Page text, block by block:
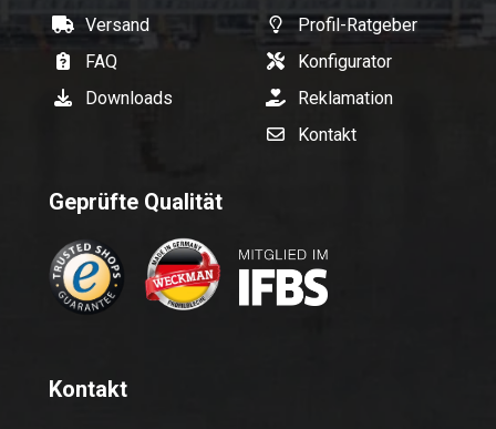
Versand
FAQ
Downloads
Profil-Ratgeber
Konfigurator
Reklamation
Kontakt
Geprüfte Qualität
Kontakt